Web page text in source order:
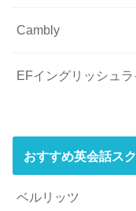
Cambly
EFイングリッシュ
おすすめ英会話ス
ベルリッツ